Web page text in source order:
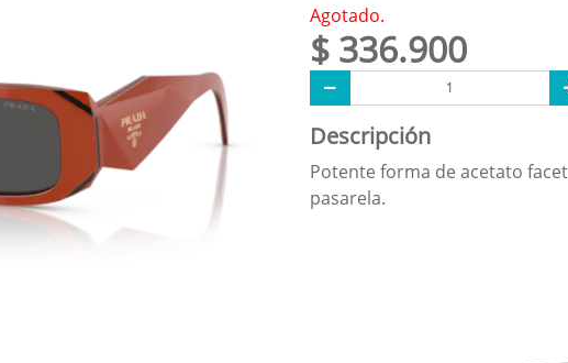
Agotado.
$ 336.900
Descripción
Potente forma de acetato
pasarela.